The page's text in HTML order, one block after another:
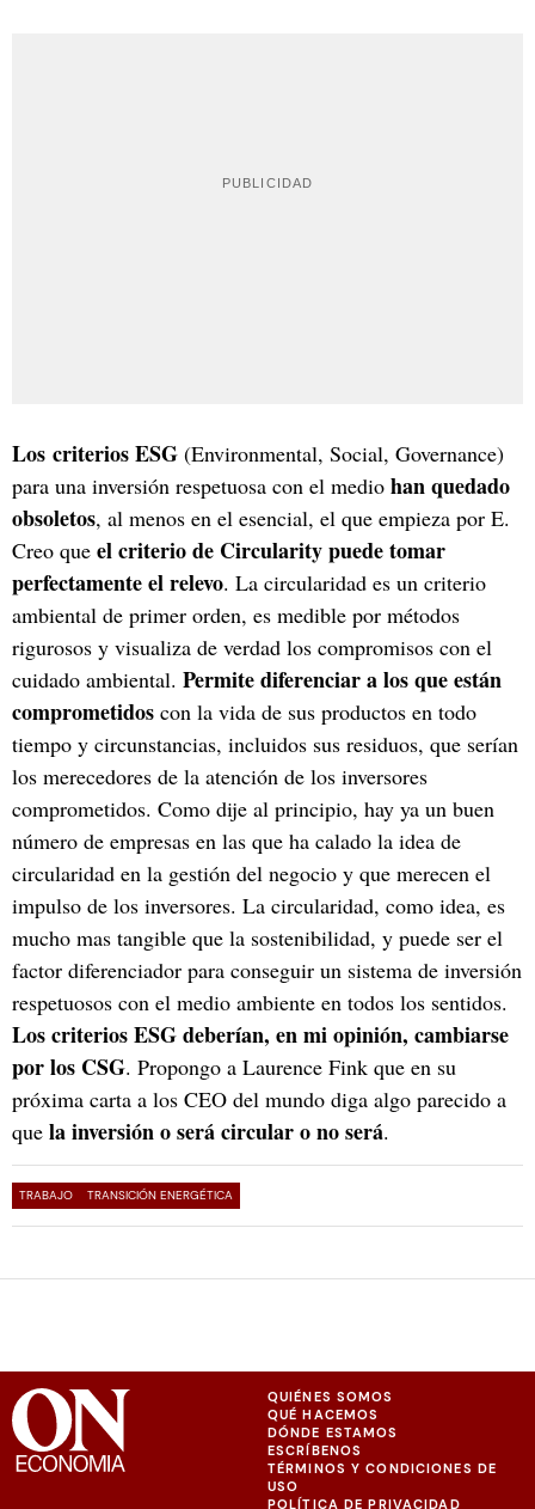
Los criterios ESG (Environmental, Social, Governance)
para una inversión respetuosa con el medio han quedado
obsoletos, al menos en el esencial, el que empieza por E.
Creo que el criterio de Circularity puede tomar
perfectamente el relevo. La circularidad es un criterio
ambiental de primer orden, es medible por métodos
rigurosos y visualiza de verdad los compromisos con el
cuidado ambiental. Permite diferenciar a los que están
comprometidos con la vida de sus productos en todo
tiempo y circunstancias, incluidos sus residuos, que serían
los merecedores de la atención de los inversores
comprometidos. Como dije al principio, hay ya un buen
número de empresas en las que ha calado la idea de
circularidad en la gestión del negocio y que merecen el
impulso de los inversores. La circularidad, como idea, es
mucho mas tangible que la sostenibilidad, y puede ser el
factor diferenciador para conseguir un sistema de inversión
respetuosos con el medio ambiente en todos los sentidos.
Los criterios ESG deberían, en mi opinión, cambiarse
por los CSG. Propongo a Laurence Fink que en su
próxima carta a los CEO del mundo diga algo parecido a
que la inversión o será circular o no será.
TRABAJO TRANSICIÓN ENERGÉTICA
QUIÉNES SOMOS
QUÉ HACEMOS
DÓNDE ESTAMOS
ESCRÍBENOS
TÉRMINOS Y CONDICIONES DE
USO
POLÍTICA DE PRIVACIDAD